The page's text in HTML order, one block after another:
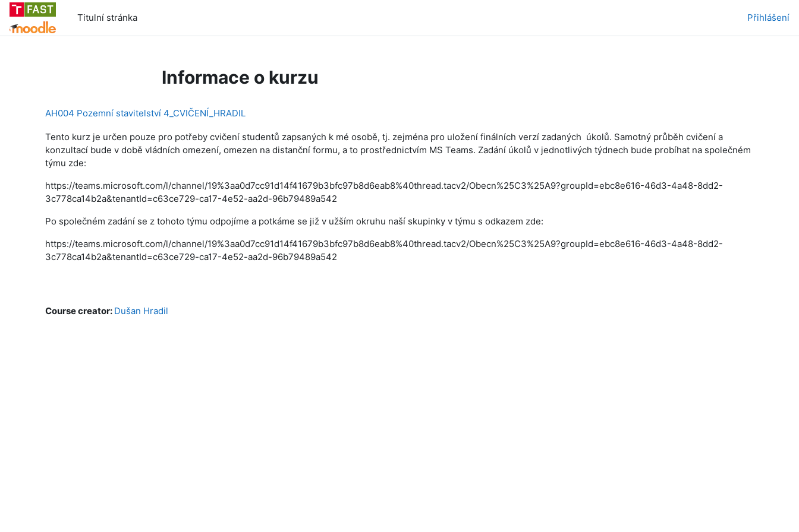
Přejít k hlavnímu obsahu
Titulní stránka
Přihlášení
Informace o kurzu
AH004 Pozemní stavitelství 4_CVIČENÍ_HRADIL
Tento kurz je určen pouze pro potřeby cvičení studentů zapsaných k mé osobě, tj. zejména pro uložení finálních verzí zadaných úkolů. Samotný průběh cvičení a
konzultací bude v době vládních omezení, omezen na distanční formu, a to prostřednictvím MS Teams. Zadání úkolů v jednotlivých týdnech bude probíhat na společném
týmu zde:
https://teams.microsoft.com/l/channel/19%3aa0d7cc91d14f41679b3bfc97b8d6eab8%40thread.tacv2/Obecn%25C3%25A9?groupId=ebc8e616-46d3-4a48-8dd2-
3c778ca14b2a&tenantId=c63ce729-ca17-4e52-aa2d-96b79489a542
Po společném zadání se z tohoto týmu odpojíme a potkáme se již v užším okruhu naší skupinky v týmu s odkazem zde:
https://teams.microsoft.com/l/channel/19%3aa0d7cc91d14f41679b3bfc97b8d6eab8%40thread.tacv2/Obecn%25C3%25A9?groupId=ebc8e616-46d3-4a48-8dd2-
3c778ca14b2a&tenantId=c63ce729-ca17-4e52-aa2d-96b79489a542
Course creator: Dušan Hradil